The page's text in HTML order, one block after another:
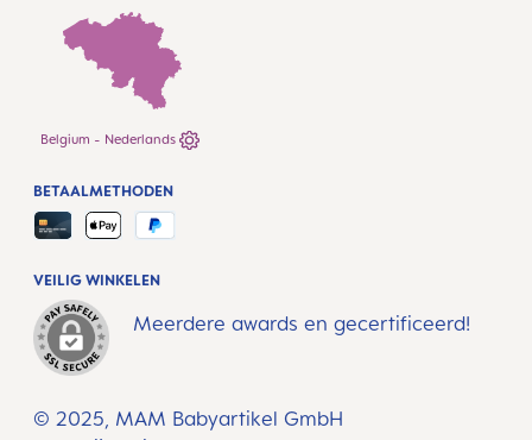
Belgium - Nederlands
© 2025, MAM Babyartikel GmbH
VEILIG WINKELEN
Meerdere awards en gecertificeerd!
BETAALMETHODEN